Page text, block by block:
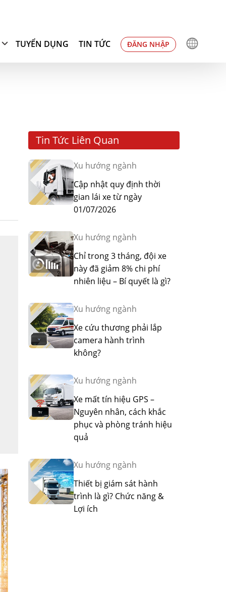
TUYỂN DỤNG TIN TỨC ĐĂNG NHẬP
Tin Tức Liên Quan
Xu hướng ngành
Cập nhật quy định thời
gian lái xe từ ngày
01/07/2026
Xu hướng ngành
Chỉ trong 3 tháng, đội xe
này đã giảm 8% chi phí
nhiên liệu – Bí quyết là gì?
Xu hướng ngành
Xe cứu thương phải lắp
camera hành trình
không?
Xu hướng ngành
Xe mất tín hiệu GPS –
Nguyên nhân, cách khắc
phục và phòng tránh hiệu
quả
Xu hướng ngành
Thiết bị giám sát hành
trình là gì? Chức năng &
Lợi ích